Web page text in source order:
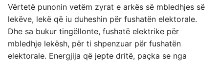
Vërtetë punonin vetëm zyrat e arkës së mbledhjes së
lekëve, lekë që iu duheshin për fushatën elektorale.
Dhe sa bukur tingëllonte, fushatë elektrike për
mbledhje lekësh, për ti shpenzuar për fushatën
elektorale. Energjija që jepte dritë, paçka se nga